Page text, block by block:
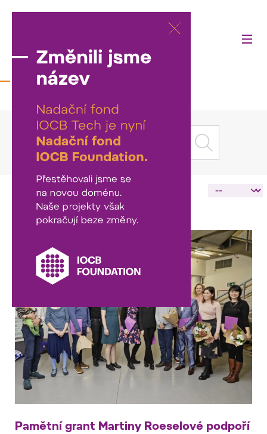
Aktuality
Pamětní grant Martiny Roeselové podpoří